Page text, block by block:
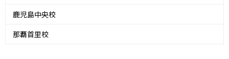
鹿児島中央校
那覇首里校